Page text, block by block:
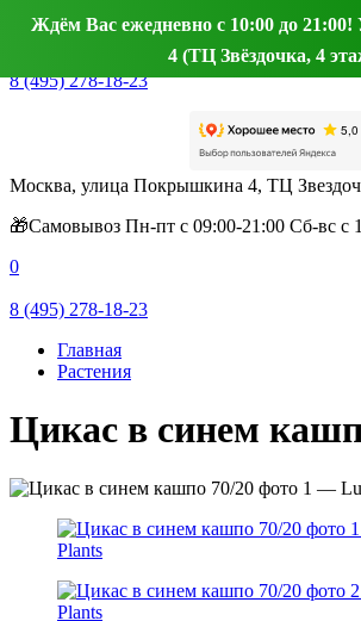
Ждём Вас ежедневно с 10:00 до
4 (ТЦ Звёздочка, 4
8 (495) 278-18-23
Москва, улица Покрышкина 4, ТЦ
🎁Самовывоз Пн-пт с 09:00-21:00 Сб-вс с
0
8 (495) 278-18-23
Главная
Растения
Цикас в синем